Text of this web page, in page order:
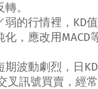
。
弱的行情裡， KD
化，應改用MACD
期波動劇烈，日 KD
叉訊號買賣，經